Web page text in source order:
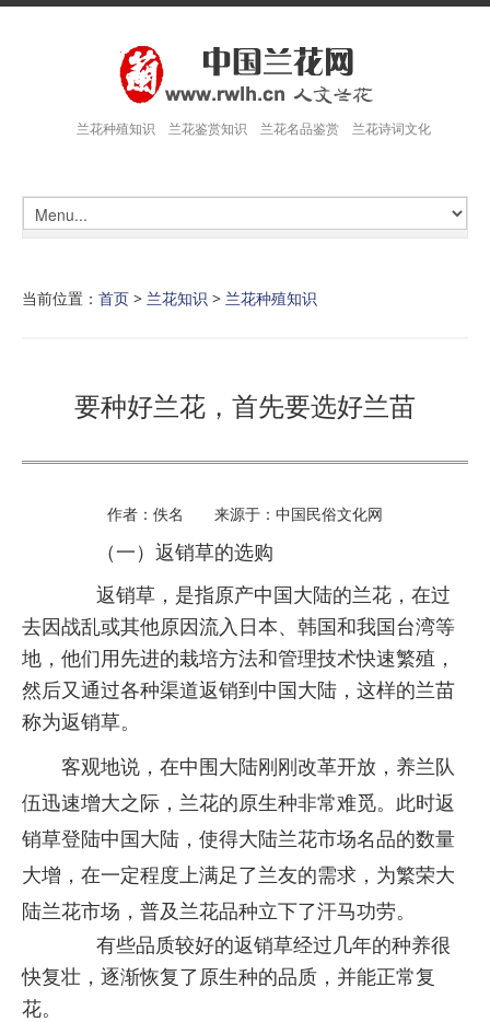
兰花种殖知识 兰花鉴赏知识 兰花名品鉴赏 兰花诗词文化
当前位置： 首页 > 兰花知识 > 兰花种殖知识
要种好兰花，首先要选好兰苗
作者：佚名 来源于：中国民俗文化网
（一）返销草的选购
返销草，是指原产中国大陆的兰花，在过
去因战乱或其他原因流入日本、韩国和我国台湾等
地，他们用先进的栽培方法和管理技术快速繁殖，
然后又通过各种渠道返销到中国大陆，这样的兰苗
称为返销草。
客观地说，在中围大陆刚刚改革开放，养兰队
伍迅速增大之际，兰花的原生种非常难觅。此时返
销草登陆中国大陆，使得大陆兰花市场名品的数量
大增，在一定程度上满足了兰友的需求，为繁荣大
陆兰花市场，普及兰花品种立下了汗马功劳。
有些品质较好的返销草经过几年的种养很
快复壮，逐渐恢复了原生种的品质，并能正常复
花。